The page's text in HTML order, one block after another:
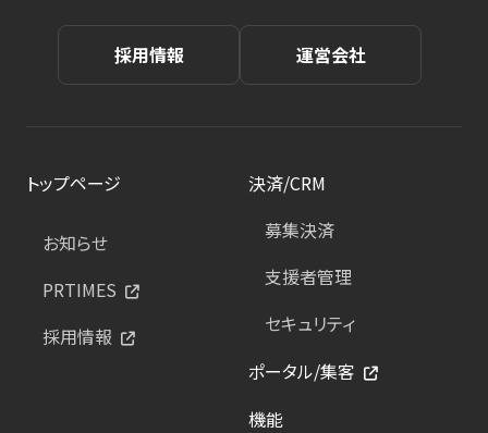
採用情報 運営会社
トップページ
お知らせ
PRTIMES
採用情報
決済/CRM
募集決済
支援者管理
セキュリティ
ポータル/集客
機能